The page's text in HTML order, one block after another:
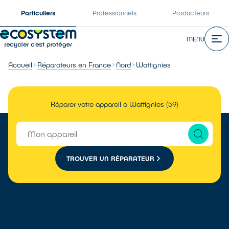
Particuliers Professionnels Producteurs
MENU
Accueil Réparateurs en France Nord Wattignies
Réparer votre appareil à Wattignies (59)
TROUVER UN RÉPARATEUR